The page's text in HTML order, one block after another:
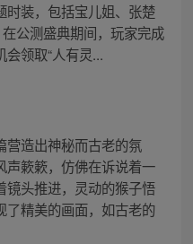
时装，包括宝儿姐、张楚
公测盛典期间，玩家完成
领取“人有灵...
营造出神秘而古老的氛
声簌簌，仿佛在诉说着一
镜头推进，灵动的猴子悟
了精美的画面，如古老的